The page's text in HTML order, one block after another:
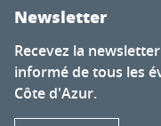
Newsletter
Recevez la
informé de tous les
Côte d'Azur.